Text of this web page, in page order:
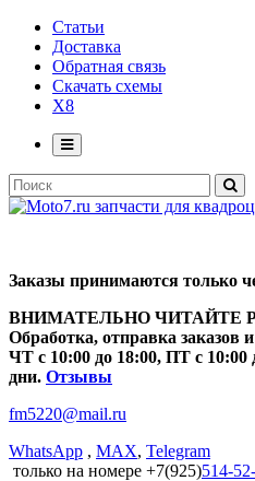
Статьи
Доставка
Обратная связь
Скачать схемы
X8
Заказы принимаются только
ВНИМАТЕЛЬНО ЧИТАЙТЕ
Обработка, отправка заказов
ЧТ с 10:00 до 18:00, ПТ с
дни. Отзывы
fm5220@mail.ru
WhatsApp , MAX, Telegram
только на номере +7(925)514-